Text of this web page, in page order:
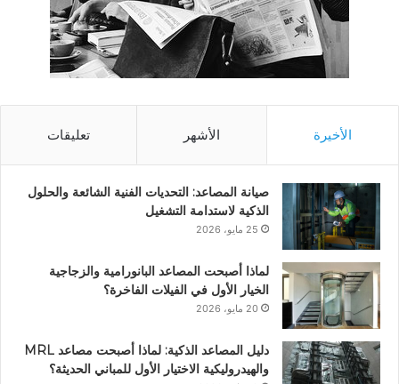
الأخيرة الأشهر تعليقات
صيانة المصاعد: التحديات الفنية الشائعة والحلول
الذكية لاستدامة التشغيل
25 مايو، 2026
لماذا أصبحت المصاعد البانورامية والزجاجية
الخيار الأول في الفيلات الفاخرة؟
20 مايو، 2026
دليل المصاعد الذكية: لماذا أصبحت مصاعد MRL
والهيدروليكية الاختيار الأول للمباني الحديثة؟